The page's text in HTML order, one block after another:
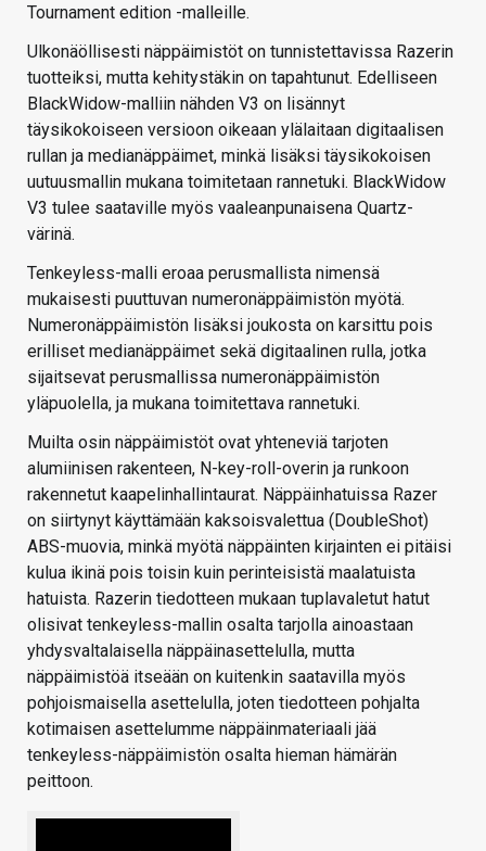
Tournament edition -malleille.
Ulkonäöllisesti näppäimistöt on tunnistettavissa Razerin
tuotteiksi, mutta kehitystäkin on tapahtunut. Edelliseen
BlackWidow-malliin nähden V3 on lisännyt
täysikokoiseen versioon oikeaan ylälaitaan digitaalisen
rullan ja medianäppäimet, minkä lisäksi täysikokoisen
uutuusmallin mukana toimitetaan rannetuki. BlackWidow
V3 tulee saataville myös vaaleanpunaisena Quartz-
värinä.
Tenkeyless-malli eroaa perusmallista nimensä
mukaisesti puuttuvan numeronäppäimistön myötä.
Numeronäppäimistön lisäksi joukosta on karsittu pois
erilliset medianäppäimet sekä digitaalinen rulla, jotka
sijaitsevat perusmallissa numeronäppäimistön
yläpuolella, ja mukana toimitettava rannetuki.
Muilta osin näppäimistöt ovat yhteneviä tarjoten
alumiinisen rakenteen, N-key-roll-overin ja runkoon
rakennetut kaapelinhallintaurat. Näppäinhatuissa Razer
on siirtynyt käyttämään kaksoisvalettua (DoubleShot)
ABS-muovia, minkä myötä näppäinten kirjainten ei pitäisi
kulua ikinä pois toisin kuin perinteisistä maalatuista
hatuista. Razerin tiedotteen mukaan tuplavaletut hatut
olisivat tenkeyless-mallin osalta tarjolla ainoastaan
yhdysvaltalaisella näppäinasettelulla, mutta
näppäimistöä itseään on kuitenkin saatavilla myös
pohjoismaisella asettelulla, joten tiedotteen pohjalta
kotimaisen asettelumme näppäinmateriaali jää
tenkeyless-näppäimistön osalta hieman hämärän
peittoon.